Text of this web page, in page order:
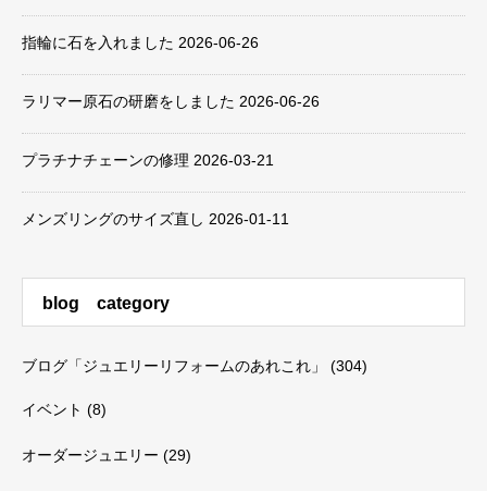
指輪に石を入れました 2026-06-26
ラリマー原石の研磨をしました 2026-06-26
プラチナチェーンの修理 2026-03-21
メンズリングのサイズ直し 2026-01-11
blog category
ブログ「ジュエリーリフォームのあれこれ」 (304)
イベント (8)
オーダージュエリー (29)